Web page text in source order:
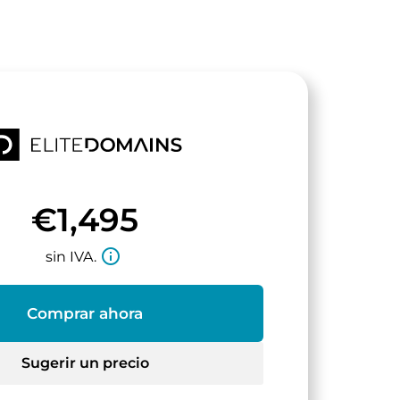
€1,495
sin IVA. info_outline
Comprar ahora
Sugerir un precio